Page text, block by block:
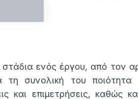
ενός έργου, από τον
συνολική του ποιότητα
και επιμετρήσεις, καθώς